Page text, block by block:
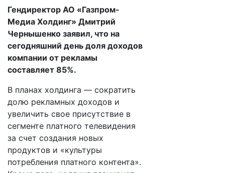
Гендиректор АО «Газпром-
Медиа Холдинг» Дмитрий
Чернышенко заявил, что на
сегодняшний день доля доходов
компании от рекламы
составляет 85%.
В планах холдинга — сократить
долю рекламных доходов и
увеличить свое присутствие в
сегменте платного телевидения
за счет создания новых
продуктов и «культуры
потребления платного контента».